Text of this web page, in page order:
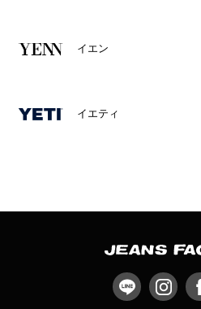
イエン
イエティ